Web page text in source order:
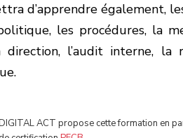
d’apprendre également,
les procédures, la
direction, l’audit interne,
ACT propose cette formation en